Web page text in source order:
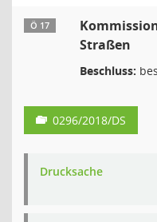
Ö 17
Straßen
Beschluss:
0296/2018/DS
Drucksache